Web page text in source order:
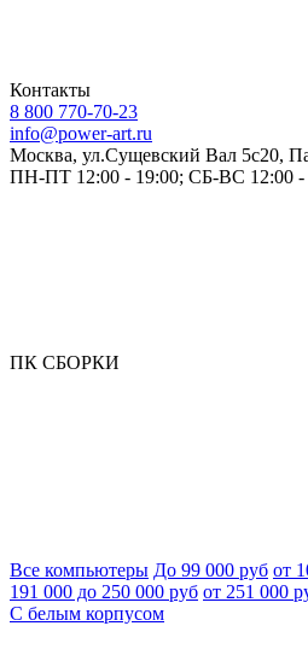
Контакты
8 800 770-70-23
info@power-art.ru
Москва, ул.Сущевский Вал 5с20,
ПН-ПТ 12:00 - 19:00; СБ-ВС 12:00 -
ПК СБОРКИ
Все компьютеры До 99 000 руб от
191 000 до 250 000 руб от 251 000
С белым корпусом